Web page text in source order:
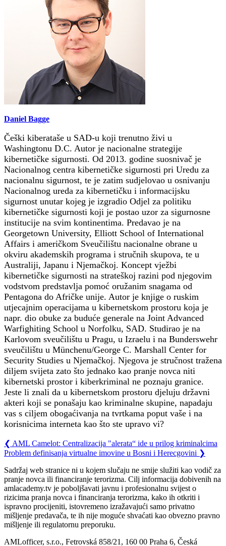
Daniel Bagge
Češki kiberataše u SAD-u koji trenutno živi u
Washingtonu D.C. Autor je nacionalne strategije
kibernetičke sigurnosti. Od 2013. godine suosnivač je
Nacionalnog centra kibernetičke sigurnosti pri Uredu za
nacionalnu sigurnost, te je zatim sudjelovao u osnivanju
Nacionalnog ureda za kibernetičku i informacijsku
sigurnost unutar kojeg je izgradio Odjel za politiku
kibernetičke sigurnosti koji je postao uzor za sigurnosne
institucije na svim kontinentima. Predavao je na
Georgetown University, Elliott School of International
Affairs i američkom Sveučilištu nacionalne obrane u
okviru akademskih programa i stručnih skupova, te u
Australiji, Japanu i Njemačkoj. Koncept vježbi
kibernetičke sigurnosti na strateškoj razini pod njegovim
vodstvom predstavlja pomoć oružanim snagama od
Pentagona do Afričke unije. Autor je knjige o ruskim
utjecajnim operacijama u kibernetskom prostoru koja je
napr. dio obuke za buduće generale na Joint Advanced
Warfighiting School u Norfolku, SAD. Studirao je na
Karlovom sveučilištu u Pragu, u Izraelu i na Bunderswehr
sveučilištu u Münchenu/George C. Marshall Center for
Security Studies u Njemačkoj. Njegova je stručnost tražena
diljem svijeta zato što jednako kao pranje novca niti
kibernetski prostor i kiberkriminal ne poznaju granice.
Jeste li znali da u kibernetskom prostoru djeluju državni
akteri koji se ponašaju kao kriminalne skupine, napadaju
vas s ciljem obogaćivanja na tvrtkama poput vaše i na
korisnicima interneta kao što ste upravo vi?
❮ AML Camelot: Centralizacija "alerata“ ide u prilog kriminalcima
Problem definisanja virtualne imovine u Bosni i Herecgovini ❯
Sadržaj web stranice ni u kojem slučaju ne smije služiti kao vodič za
pranje novca ili financiranje terorizma. Cilj informacija dobivenih na
amlacademy.tv je poboljšavati javnu i profesionalnu svijest o
rizicima pranja novca i financiranja terorizma, kako ih otkriti i
ispravno procijeniti, istovremeno izražavajući samo privatno
mišljenje predavača, te ih nije moguće shvaćati kao obvezno pravno
mišljenje ili regulatornu preporuku.
AMLofficer, s.r.o., Fetrovská 858/21, 160 00 Praha 6, Česká